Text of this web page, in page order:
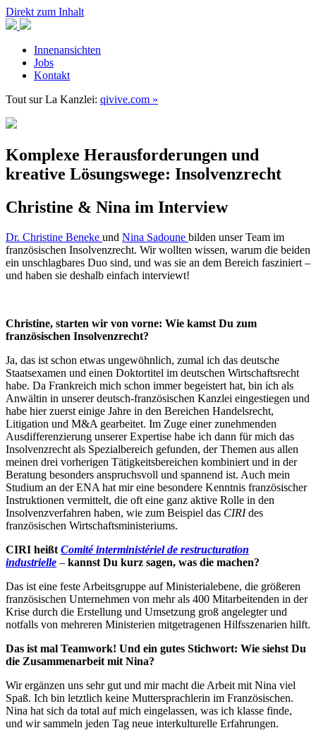
Direkt zum Inhalt
Innenansichten
Jobs
Kontakt
Tout surLa Kanzlei: qivive.com »
Komplexe Herausforderungen und
kreative Lösungswege: Insolvenzrecht
Christine & Nina im Interview
Dr. Christine Beneke und Nina Sadoune bilden unser Team im
französischen Insolvenzrecht. Wir wollten wissen, warum die beiden
ein unschlagbares Duo sind, und was sie an dem Bereich fasziniert –
und haben sie deshalb einfach interviewt!
Christine, starten wir von vorne: Wie kamst Du zum
französischen Insolvenzrecht?
Ja, das ist schon etwas ungewöhnlich, zumal ich das deutsche
Staatsexamen und einen Doktortitel im deutschen Wirtschaftsrecht
habe. Da Frankreich mich schon immer begeistert hat, bin ich als
Anwältin in unserer deutsch-französischen Kanzlei eingestiegen und
habe hier zuerst einige Jahre in den Bereichen Handelsrecht,
Litigation und M&A gearbeitet. Im Zuge einer zunehmenden
Ausdifferenzierung unserer Expertise habe ich dann für mich das
Insolvenzrecht als Spezialbereich gefunden, der Themen aus allen
meinen drei vorherigen Tätigkeitsbereichen kombiniert und in der
Beratung besonders anspruchsvoll und spannend ist. Auch mein
Studium an der ENA hat mir eine besondere Kenntnis französischer
Instruktionen vermittelt, die oft eine ganz aktive Rolle in den
Insolvenzverfahren haben, wie zum Beispiel das CIRIdes
französischen Wirtschaftsministeriums.
CIRI heißt Comité interministériel de restructuration
industrielle – kannst Du kurz sagen, was die machen?
Das ist eine feste Arbeitsgruppe auf Ministerialebene, die größeren
französischen Unternehmen von mehr als 400 Mitarbeitenden in der
Krise durch die Erstellung und Umsetzung groß angelegter und
notfalls von mehreren Ministerien mitgetragenen Hilfsszenarien hilft.
Das ist mal Teamwork! Und ein gutes Stichwort: Wie siehst Du
die Zusammenarbeit mit Nina?
Wir ergänzen uns sehr gut und mir macht die Arbeit mit Nina viel
Spaß. Ich bin letztlich keine Muttersprachlerin im Französischen.
Nina hat sich da total auf mich eingelassen, was ich klasse finde,
und wir sammeln jeden Tag neue interkulturelle Erfahrungen.